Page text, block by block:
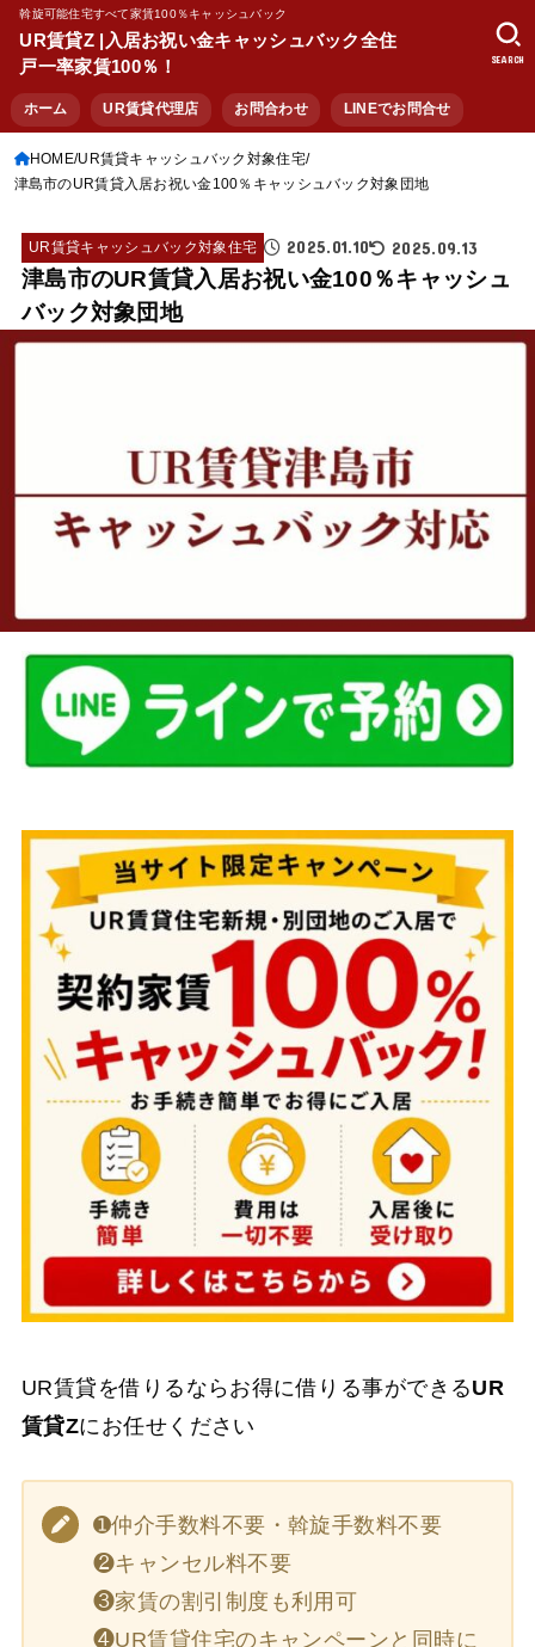
斡旋可能住宅すべて家賃100％キャッシュバック
UR賃貸Z |入居お祝い金キャッシュバック全住
戸一率家賃100％！
ホーム UR賃貸代理店 お問合わせ LINEでお問合せ
SEARCH
HOME UR賃貸キャッシュバック対象住宅
津島市のUR賃貸入居お祝い金100％キャッシュバック対象団地
UR賃貸キャッシュバック対象住宅 2025.01.10 2025.09.13
津島市のUR賃貸入居お祝い金100％キャッシュ
バック対象団地
UR賃貸を借りるならお得に借りる事ができるUR
賃貸Zにお任せください
➊仲介手数料不要・斡旋手数料不要
❷キャンセル料不要
❸家賃の割引制度も利用可
❹UR賃貸住宅のキャンペーンと同時に